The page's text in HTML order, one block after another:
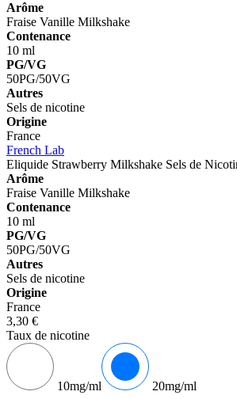
Arôme
Fraise Vanille Milkshake
Contenance
10 ml
PG/VG
50PG/50VG
Autres
Sels de nicotine
Origine
France
French Lab
Eliquide Strawberry Milkshake Sels de
Arôme
Fraise Vanille Milkshake
Contenance
10 ml
PG/VG
50PG/50VG
Autres
Sels de nicotine
Origine
France
3,30 €
Taux de nicotine
10mg/ml
20mg/ml